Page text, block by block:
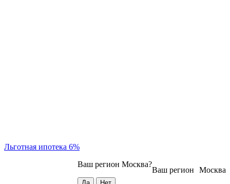
Льготная ипотека 6%
Москва
Ваш регион
Ваш регион Москва?